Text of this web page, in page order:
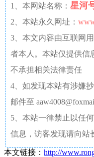
1、本网站名称： 星河
2、本站永久网址：
3、本文内容由互联网
者本人。本站仅提供信
不承担相关法律责任
4、如发现本站有涉嫌
邮件至
5、本站一律禁止以任
信息，访客发现请向站
本文链接： http://